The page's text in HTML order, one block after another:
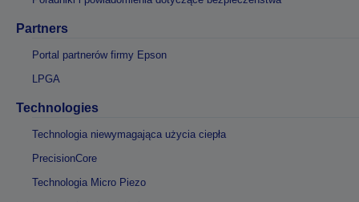
Partners
Portal partnerów firmy Epson
LPGA
Technologies
Technologia niewymagająca użycia ciepła
PrecisionCore
Technologia Micro Piezo